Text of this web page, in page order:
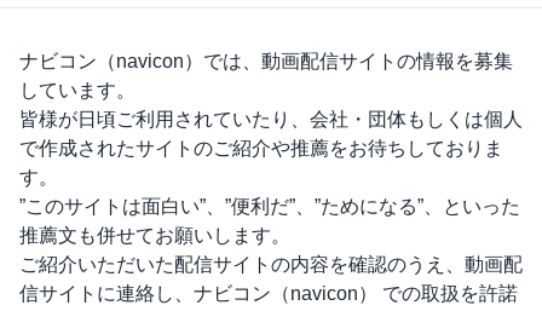
ナビコン（navicon） では、動画配信サイトの情報を募集
しています。
皆様が日頃ご利用されていたり、会社・団体もしくは個人
で作成されたサイトのご紹介や推薦をお待ちしておりま
す。
”このサイトは面白い”、”便利だ”、”ためになる”、といった
推薦文も併せてお願いします。
ご紹介いただいた配信サイトの内容を確認のうえ、動画配
信サイトに連絡し、 ナビコン（navicon）
での取扱を許諾